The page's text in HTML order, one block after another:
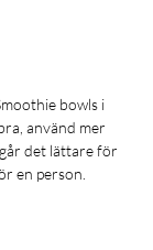
CrushBlade
bowls i
använd mer
det lättare för
en person.